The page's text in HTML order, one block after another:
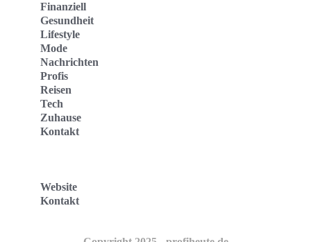
Finanziell
Gesundheit
Lifestyle
Mode
Nachrichten
Profis
Reisen
Tech
Zuhause
Kontakt
Website
Kontakt